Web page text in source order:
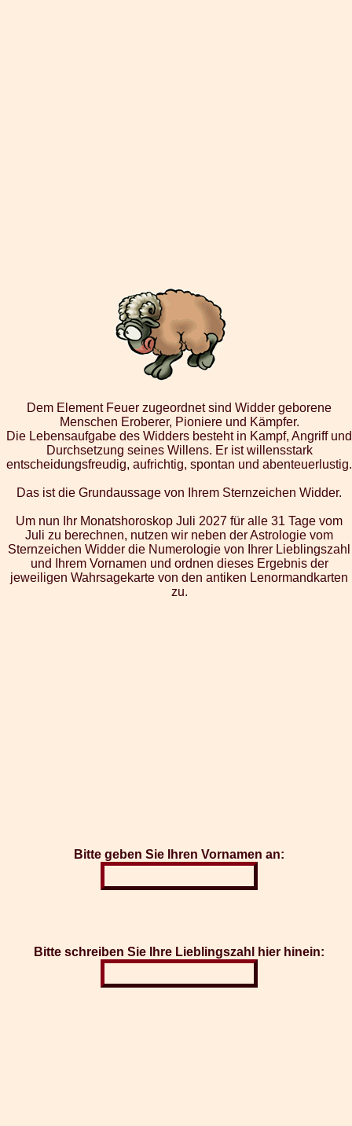
Dem Element Feuer zugeordnet sind Widder geborene
Menschen Eroberer, Pioniere und Kämpfer.
Die Lebensaufgabe des Widders besteht in Kampf, Angriff und
Durchsetzung seines Willens. Er ist willensstark
entscheidungsfreudig, aufrichtig, spontan und abenteuerlustig.
Das ist die Grundaussage von Ihrem Sternzeichen Widder.
Um nun Ihr Monatshoroskop Juli 2027 für alle 31 Tage vom
Juli zu berechnen, nutzen wir neben der Astrologie vom
Sternzeichen Widder die Numerologie von Ihrer Lieblingszahl
und Ihrem Vornamen und ordnen dieses Ergebnis der
jeweiligen Wahrsagekarte von den antiken Lenormandkarten
zu.
Bitte geben Sie Ihren Vornamen an:
Bitte schreiben Sie Ihre Lieblingszahl hier hinein: